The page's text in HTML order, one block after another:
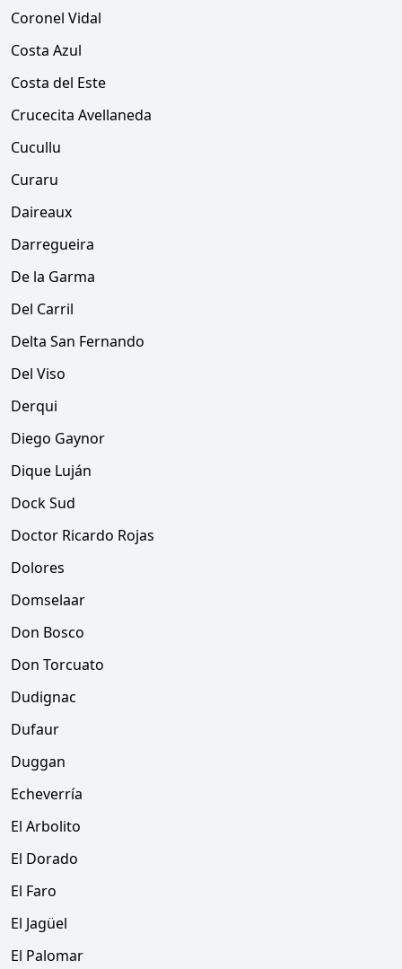
Coronel Vidal
Costa Azul
Costa del Este
Crucecita Avellaneda
Cucullu
Curaru
Daireaux
Darregueira
De la Garma
Del Carril
Delta San Fernando
Del Viso
Derqui
Diego Gaynor
Dique Luján
Dock Sud
Doctor Ricardo Rojas
Dolores
Domselaar
Don Bosco
Don Torcuato
Dudignac
Dufaur
Duggan
Echeverría
El Arbolito
El Dorado
El Faro
El Jagüel
El Palomar